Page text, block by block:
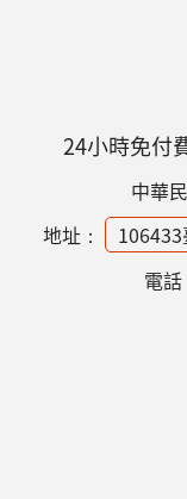
24小時免付
中華
地址：
電話